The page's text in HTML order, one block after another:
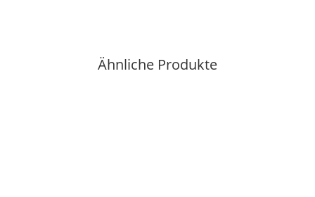
Ähnliche Produkte